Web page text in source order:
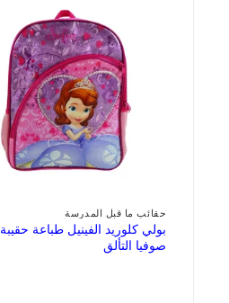
حقائب ما قبل المدرسة
بولي كلوريد الفينيل طباعة حقيبة
صوفيا التألق